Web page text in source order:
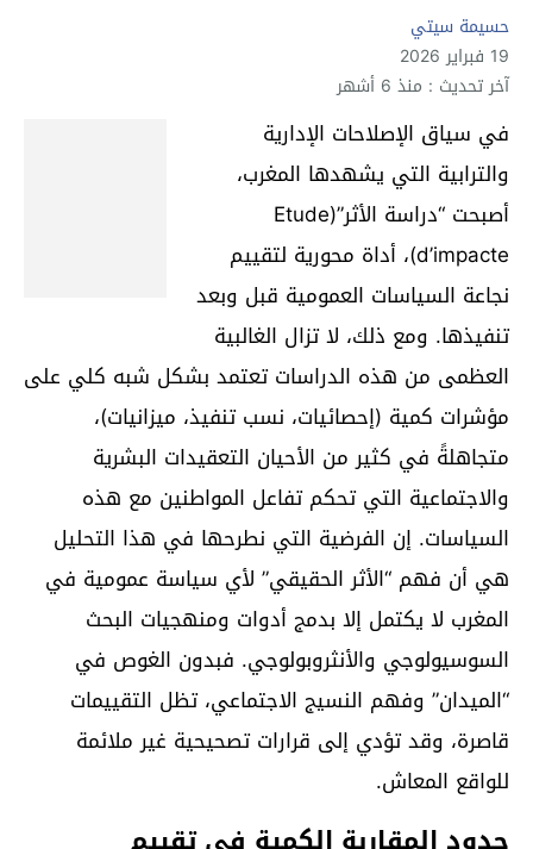
حسيمة سيتي
19 فبراير 2026
آخر تحديث : منذ 6 أشهر
في سياق الإصلاحات الإدارية
والترابية التي يشهدها المغرب،
أصبحت “دراسة الأثر”(Etude
d’impacte)، أداة محورية لتقييم
نجاعة السياسات العمومية قبل وبعد
تنفيذها. ومع ذلك، لا تزال الغالبية
العظمى من هذه الدراسات تعتمد بشكل شبه كلي على
مؤشرات كمية (إحصائيات، نسب تنفيذ، ميزانيات)،
متجاهلةً في كثير من الأحيان التعقيدات البشرية
والاجتماعية التي تحكم تفاعل المواطنين مع هذه
السياسات. إن الفرضية التي نطرحها في هذا التحليل
هي أن فهم “الأثر الحقيقي” لأي سياسة عمومية في
المغرب لا يكتمل إلا بدمج أدوات ومنهجيات البحث
السوسيولوجي والأنثروبولوجي. فبدون الغوص في
“الميدان” وفهم النسيج الاجتماعي، تظل التقييمات
قاصرة، وقد تؤدي إلى قرارات تصحيحية غير ملائمة
للواقع المعاش.